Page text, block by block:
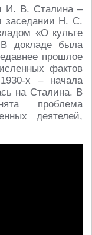
И. В. Сталина –
заседании Н. С.
«О культе
В докладе была
прошлое
фактов
х – начала
на Сталина. В
проблема
деятелей,